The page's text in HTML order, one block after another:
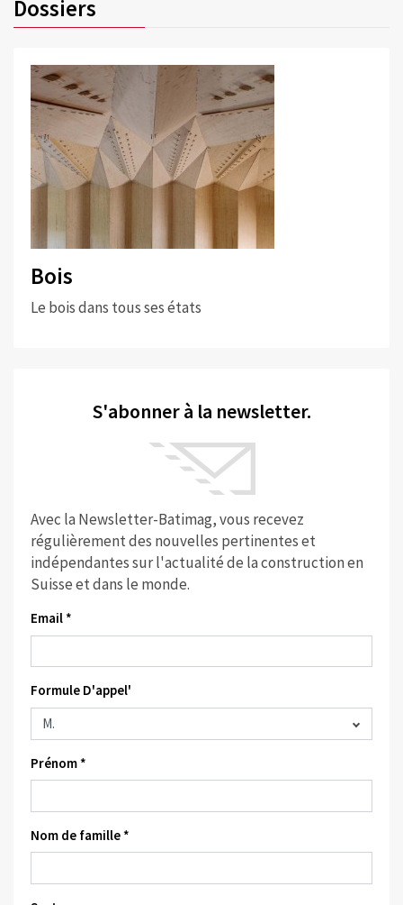
Dossiers
Bois
Le bois dans tous ses états
S'abonner à la newsletter.
Avec la Newsletter-Batimag, vous recevez
régulièrement des nouvelles pertinentes et
indépendantes sur l'actualité de la construction en
Suisse et dans le monde.
Email *
Formule D'appel'
Prénom *
Nom de famille *